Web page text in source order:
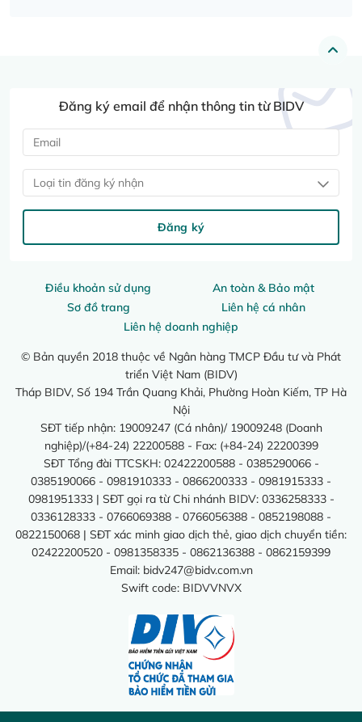
Điều khoản sử dụng
An toàn & Bảo mật
Sơ đồ trang
Liên hệ cá nhân
Liên hệ doanh nghiệp
© Bản quyền 2018 thuộc về Ngân hàng TMCP Đầu tư và Phát
triển Việt Nam (BIDV)
Tháp BIDV, Số 194 Trần Quang Khải, Phường Hoàn Kiếm, TP Hà
Nội
SĐT tiếp nhận: 19009247 (Cá nhân)/ 19009248 (Doanh
nghiệp)/(+84-24) 22200588 - Fax: (+84-24) 22200399
SĐT Tổng đài TTCSKH: 02422200588 - 0385290066 -
0385190066 - 0981910333 - 0866200333 - 0981915333 -
0981951333 | SĐT gọi ra từ Chi nhánh BIDV: 0336258333 -
0336128333 - 0766069388 - 0766056388 - 0852198088 -
0822150068 | SĐT xác minh giao dịch thẻ, giao dịch chuyển tiền:
02422200520 - 0981358335 - 0862136388 - 0862159399
Email: bidv247@bidv.com.vn
Swift code: BIDVVNVX
Đăng ký email để nhận thông tin từ BIDV
Loại tin đăng ký nhận
Đăng ký